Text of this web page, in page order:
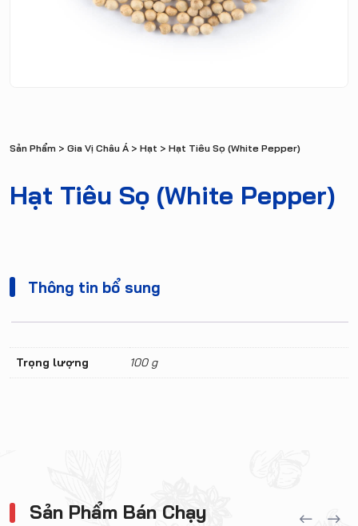
Sản Phẩm> Gia Vị Châu Á> Hạt > Hạt Tiêu Sọ (White Pepper)
Hạt Tiêu Sọ (White Pepper)
Thông tin bổ sung
Trọng lượng 100 g
Sản Phẩm Bán Chạy